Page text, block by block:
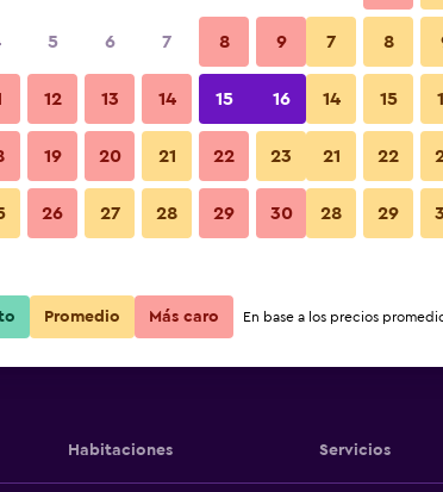
más barata de precio por noche
Total noche
$138 Ver oferta
Habitaciones Servicios
5 6 7 8 9
12 13 14 15 16
19 20 21 22 23
26 27 28 29 30
7 8
14 15
21 22
28 29
Promedio Más caro En base a los precios